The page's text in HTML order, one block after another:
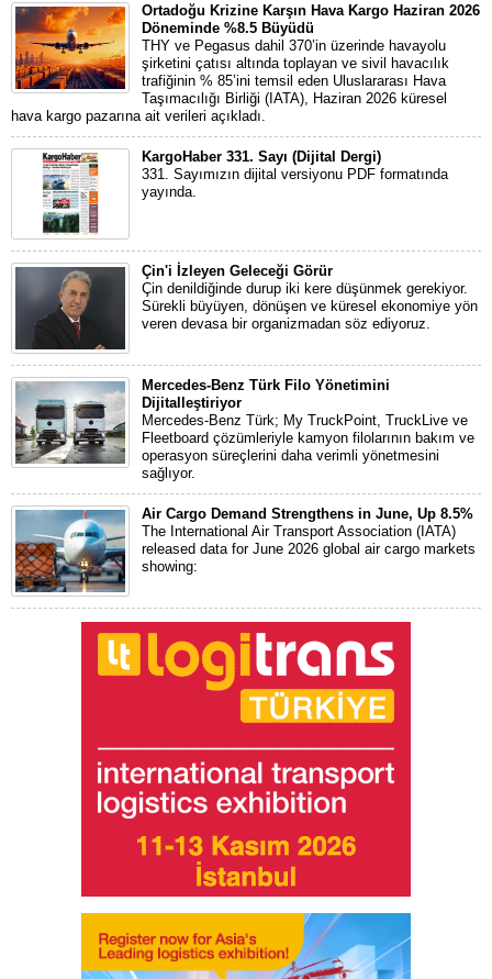
Ortadoğu Krizine Karşın Hava Kargo Haziran 2026
Döneminde %8.5 Büyüdü
THY ve Pegasus dahil 370’in üzerinde havayolu
şirketini çatısı altında toplayan ve sivil havacılık
trafiğinin % 85’ini temsil eden Uluslararası Hava
Taşımacılığı Birliği (IATA), Haziran 2026 küresel
hava kargo pazarına ait verileri açıkladı.
KargoHaber 331. Sayı (Dijital Dergi)
331. Sayımızın dijital versiyonu PDF formatında
yayında.
Çin'i İzleyen Geleceği Görür
Çin denildiğinde durup iki kere düşünmek gerekiyor.
Sürekli büyüyen, dönüşen ve küresel ekonomiye yön
veren devasa bir organizmadan söz ediyoruz.
Mercedes-Benz Türk Filo Yönetimini
Dijitalleştiriyor
Mercedes-Benz Türk; My TruckPoint, TruckLive ve
Fleetboard çözümleriyle kamyon filolarının bakım ve
operasyon süreçlerini daha verimli yönetmesini
sağlıyor.
Air Cargo Demand Strengthens in June, Up 8.5%
The International Air Transport Association (IATA)
released data for June 2026 global air cargo markets
showing: